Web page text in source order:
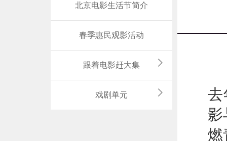
北京电影生活节简介
春季惠民观影活动
跟着电影赶大集
戏剧单元
去
影
燃